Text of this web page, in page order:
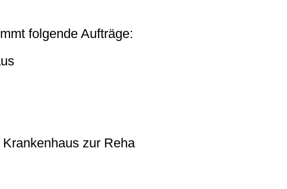
folgende Aufträge:
zur Reha